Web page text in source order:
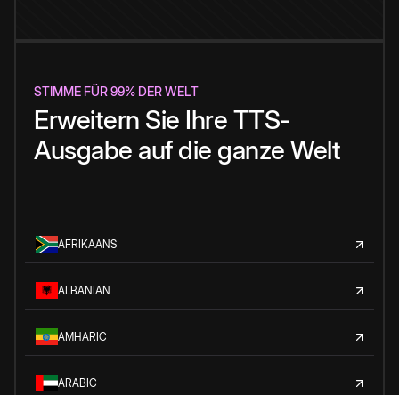
STIMME FÜR 99% DER WELT
Erweitern Sie Ihre TTS-
Ausgabe auf die ganze Welt
AFRIKAANS
ALBANIAN
AMHARIC
ARABIC